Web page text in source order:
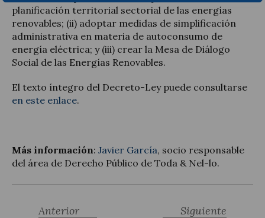
planificación territorial sectorial de las energías
renovables; (ii) adoptar medidas de simplificación
administrativa en materia de autoconsumo de
energía eléctrica; y (iii) crear la Mesa de Diálogo
Social de las Energías Renovables.
El texto íntegro del Decreto-Ley puede consultarse
en este enlace.
Más información: Javier García, socio responsable
del área de Derecho Público de Toda & Nel-lo.
Siguiente
Anterior